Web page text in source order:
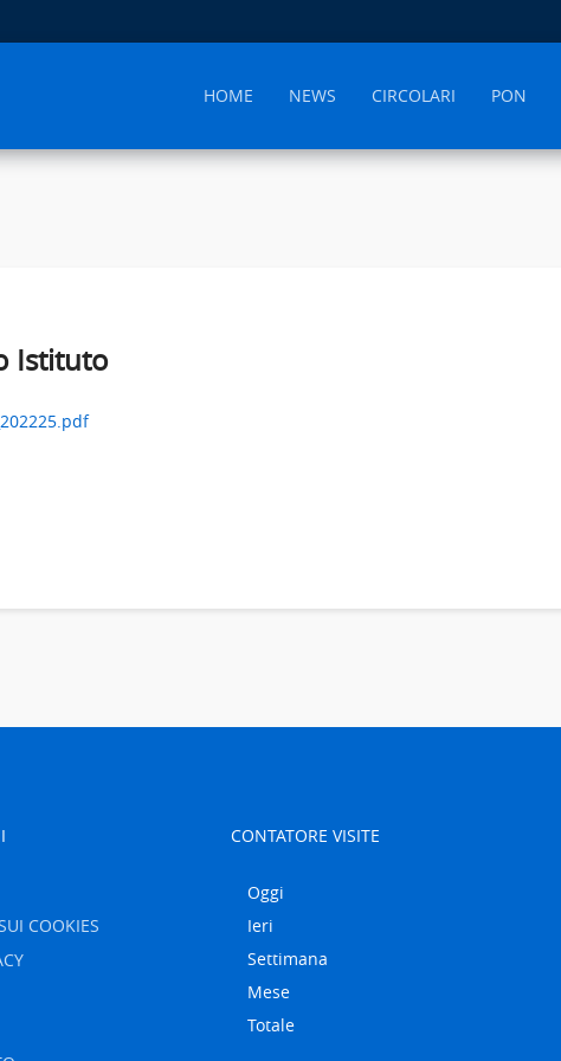
HOME NEWS CIRCOLARI PON
Istituto
COOKIES
CONTATORE VISITE
Oggi
Ieri
Settimana
Mese
Totale